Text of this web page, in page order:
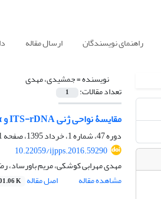
راهنمای نویسندگان ارسال مقاله
نویسنده =جمشیدی، مهدی
تعداد مقالات: 1
مقایسۀ نواحی ژنی ITS-rDNA و tef1α در بررسی ارتباط تبارزایی بعضی گونه‏های Trichoderma
دوره 47، شماره 1، خرداد 1395، صفحه
10.22059/ijpps.2016.59290
مهدی مهرابی کوشکی، مریم
مشاهده مقاله
اصل مقاله K